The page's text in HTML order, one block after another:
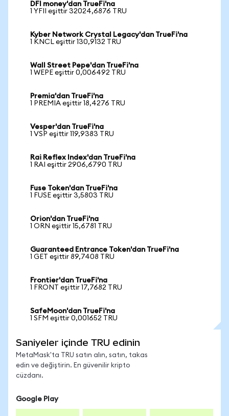
DFI money'dan TrueFi'na
1 YFII eşittir 32024,6876 TRU
Kyber Network Crystal Legacy'dan TrueFi'na
1 KNCL eşittir 130,9132 TRU
Wall Street Pepe'dan TrueFi'na
1 WEPE eşittir 0,006492 TRU
Premia'dan TrueFi'na
1 PREMIA eşittir 18,4276 TRU
Vesper'dan TrueFi'na
1 VSP eşittir 119,9383 TRU
Rai Reflex Index'dan TrueFi'na
1 RAI eşittir 2906,6790 TRU
Fuse Token'dan TrueFi'na
1 FUSE eşittir 3,5803 TRU
Orion'dan TrueFi'na
1 ORN eşittir 15,6781 TRU
Guaranteed Entrance Token'dan TrueFi'na
1 GET eşittir 89,7408 TRU
Frontier'dan TrueFi'na
1 FRONT eşittir 17,7682 TRU
SafeMoon'dan TrueFi'na
1 SFM eşittir 0,001652 TRU
Saniyeler içinde TRU edinin
MetaMask'ta TRU satın alın, satın, takas
edin ve değiştirin. En güvenilir kripto
cüzdanı.
Google Play